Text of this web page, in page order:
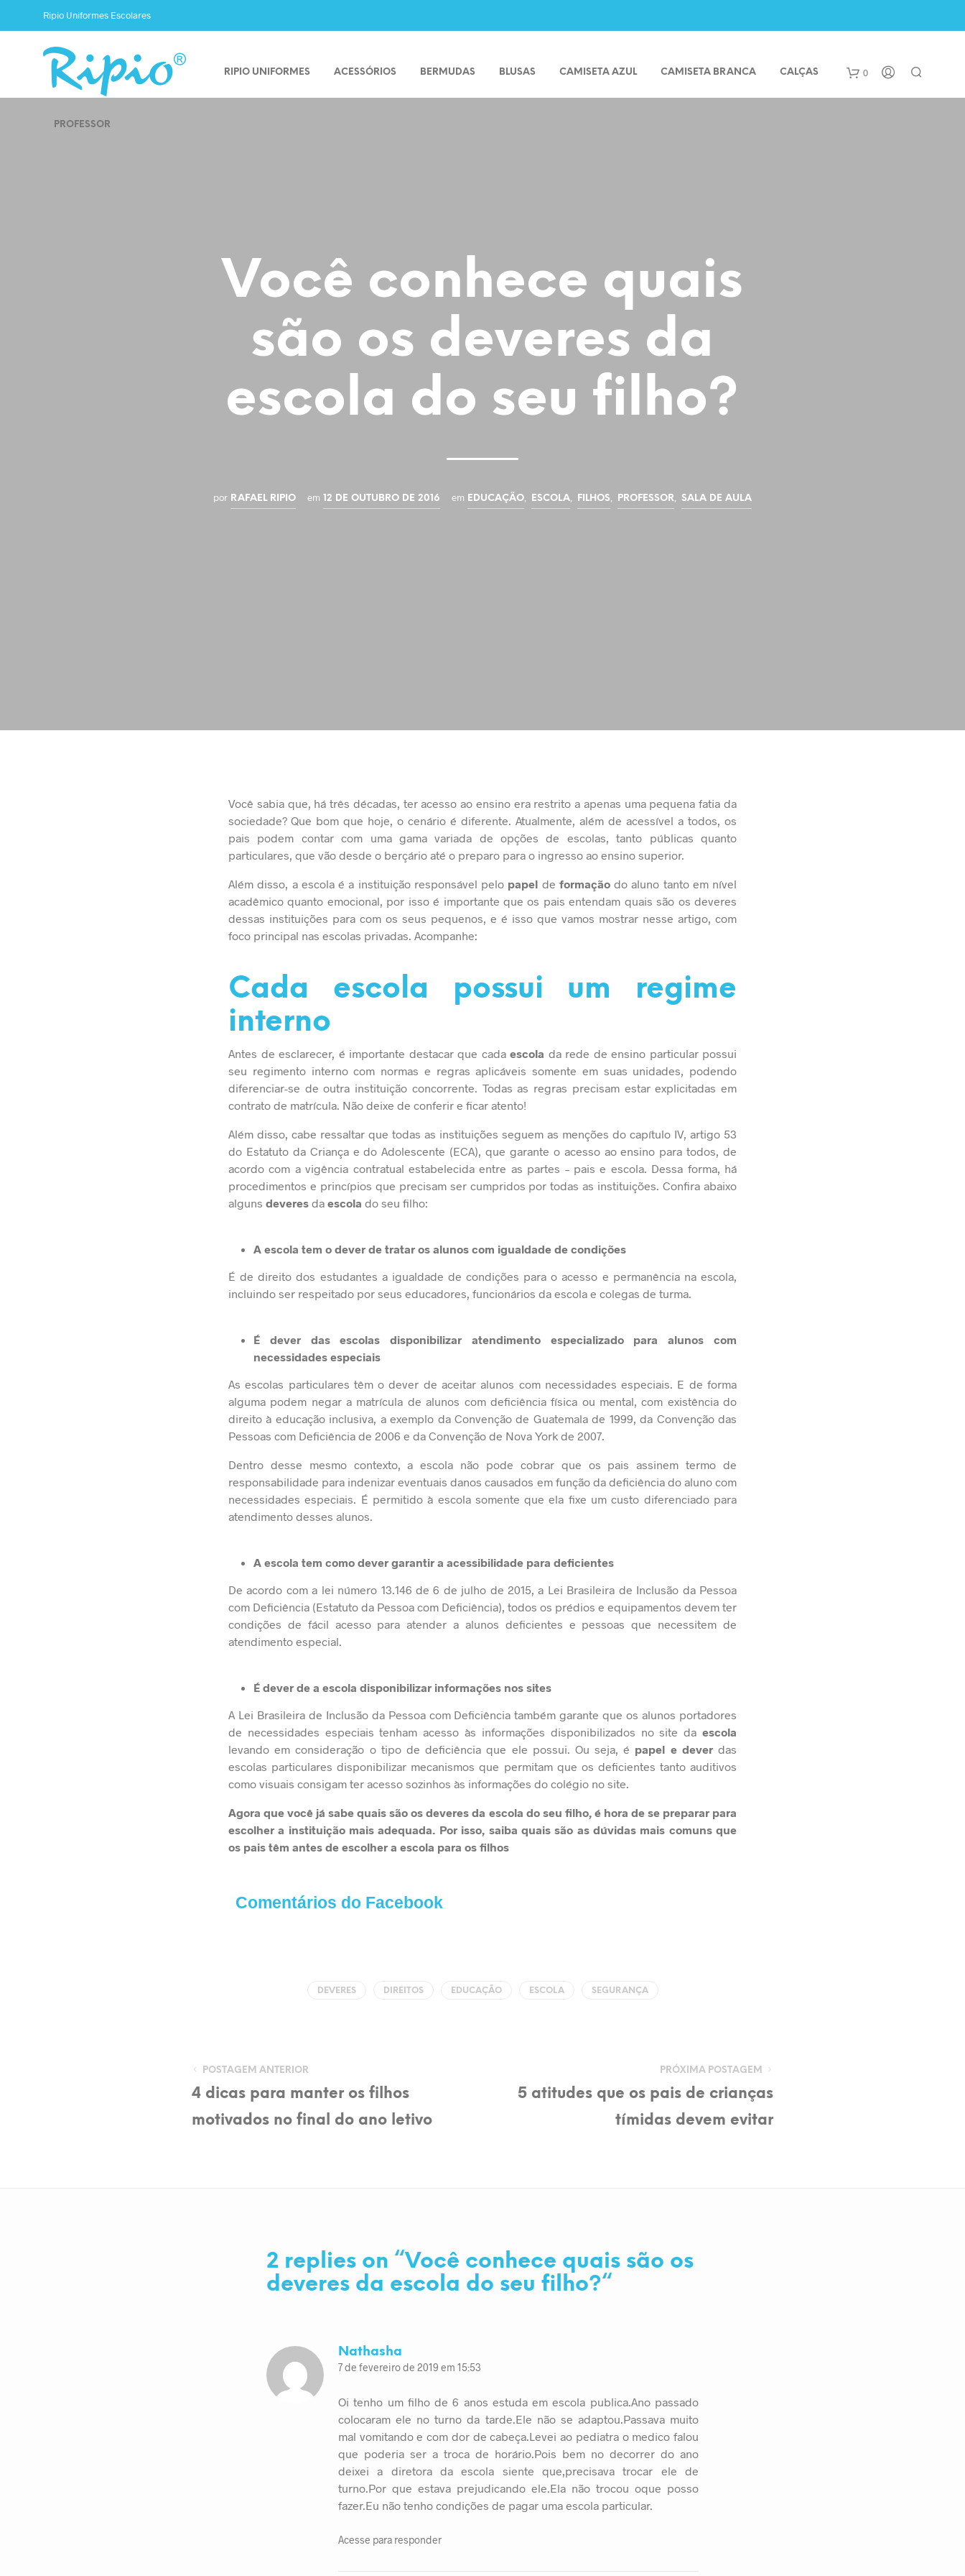
Ripio Uniformes Escolares
0
RIPIO UNIFORMES ACESSÓRIOS BERMUDAS BLUSAS CAMISETA AZUL CAMISETA BRANCA CALÇAS
PROFESSOR
Você conhece quais
são os deveres da
escola do seu filho?
por RAFAEL RIPIO em 12 DE OUTUBRO DE 2016 em EDUCAÇÃO, ESCOLA, FILHOS PROFESSOR SALA DE AULA
Você sabia que, há três décadas, ter acesso ao ensino era restrito a apenas uma pequena fatia da
sociedade? Que bom que hoje, o cenário é diferente. Atualmente, além de acessível a todos, os
pais podem contar com uma gama variada de opções de escolas, tanto públicas quanto
particulares, que vão desde o berçário até o preparo para o ingresso ao ensino superior.
Além disso, a escola é a instituição responsável pelo papel de formaçãodo aluno tanto em nível
acadêmico quanto emocional, por isso é importante que os pais entendam quais são os deveres
dessas instituições para com os seus pequenos, e é isso que vamos mostrar nesse artigo, com
foco principal nas escolas privadas. Acompanhe:
Cada escola possui um regime
interno
Antes de esclarecer, é importante destacar que cada escola da rede de ensino particular possui
seu regimento interno com normas e regras aplicáveis somente em suas unidades, podendo
diferenciar-se de outra instituição concorrente. Todas as regras precisam estar explicitadas em
contrato de matrícula. Não deixe de conferir e ficar atento!
Além disso, cabe ressaltar que todas as instituições seguem as menções do capítulo IV, artigo 53
do Estatuto da Criança e do Adolescente (ECA) , que garante o acesso ao ensino para todos, de
acordo com a vigência contratual estabelecida entre as partes – pais e escola. Dessa forma, há
procedimentos e princípios que precisam ser cumpridos por todas as instituições. Confira abaixo
alguns deveres da escola do seu filho:
A escola tem o dever de tratar os alunos com igualdade de condições
É de direito dos estudantes a igualdade de condições para o acesso e permanência na escola,
incluindo ser respeitado por seus educadores, funcionários da escola e colegas de turma.
É dever das escolas disponibilizar atendimento especializado para alunos com
necessidades especiais
As escolas particulares têm o dever de aceitar alunos com necessidades especiais. E de forma
alguma podem negar a matrícula de alunos com deficiência física ou mental, com existência do
direito à educação inclusiva, a exemplo da Convenção de Guatemala de 1999 , da Convenção das
Pessoas com Deficiência de 2006 e da Convenção de Nova York de 2007
Dentro desse mesmo contexto, a escola não pode cobrar que os pais assinem termo de
responsabilidade para indenizar eventuais danos causados em função da deficiência do aluno com
necessidades especiais. É permitido à escola somente que ela fixe um custo diferenciado para
atendimento desses alunos.
A escola tem como dever garantir a acessibilidade para deficientes
De acordo com a lei número 13.146 de 6 de julho de 2015 , a Lei Brasileira de Inclusão da Pessoa
com Deficiência (Estatuto da Pessoa com Deficiência), todos os prédios e equipamentos devem ter
condições de fácil acesso para atender a alunos deficientes e pessoas que necessitem de
atendimento especial.
É dever de a escola disponibilizar informações nos sites
A Lei Brasileira de Inclusão da Pessoa com Deficiência também garante que os alunos portadores
de necessidades especiais tenham acesso às informações disponibilizados no site da escola
levando em consideração o tipo de deficiência que ele possui. Ou seja, é papel e dever das
escolas particulares disponibilizar mecanismos que permitam que os deficientes tanto auditivos
como visuais consigam ter acesso sozinhos às informações do colégio no site.
Agora que você já sabe quais são os deveres da escola do seu filho, é hora de se preparar para
escolher a instituição mais adequada. Por isso, saiba quais são as dúvidas mais comuns que
os pais têm antes de escolher a escola para os filhos
Comentários do Facebook
DEVERES DIREITOS EDUCAÇÃO ESCOLA SEGURANÇA
POSTAGEM ANTERIOR
4 dicas para manter os filhos
motivados no final do ano letivo
PRÓXIMA POSTAGEM
5 atitudes que os pais de crianças
tímidas devem evitar
2 replies on “Você conhece quais são os
deveres da escola do seu filho?“
Nathasha
7 de fevereiro de 2019 em 15:53
Oi tenho um filho de 6 anos estuda em escola publica.Ano passado
colocaram ele no turno da tarde.Ele não se adaptou.Passava muito
mal vomitando e com dor de cabeça.Levei ao pediatra o medico falou
que poderia ser a troca de horário.Pois bem no decorrer do ano
deixei a diretora da escola siente que,precisava trocar ele de
turno.Por que estava prejudicando ele.Ela não trocou oque posso
fazer.Eu não tenho condições de pagar uma escola particular.
Acesse para responder